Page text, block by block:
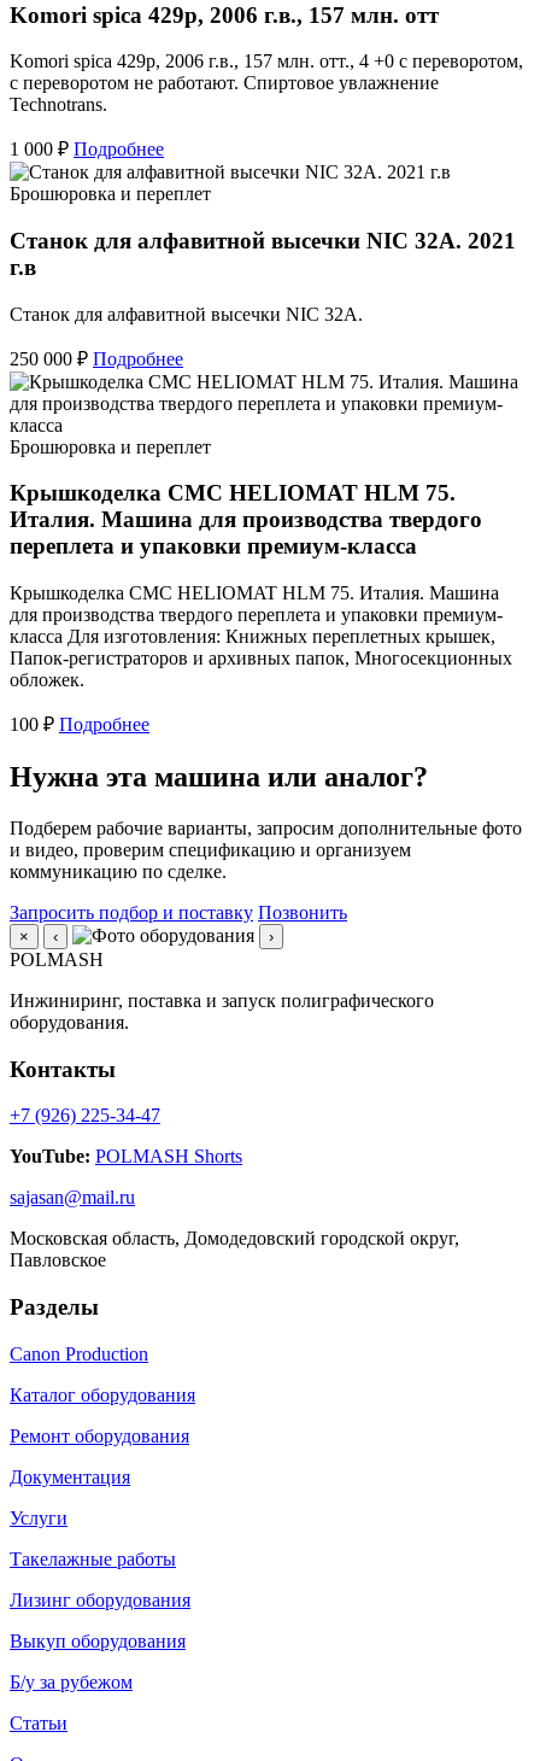
Komori spica 429p, 2006 г.в., 157 млн. отт
Komori spica 429p, 2006 г.в., 157 млн. отт., 4 +0 с переворотом,
с переворотом не работают. Спиртовое увлажнение
Technotrans.
1 000 ₽ Подробнее
Брошюровка и переплет
Станок для алфавитной высечки NIC 32A. 2021
г.в
Станок для алфавитной высечки NIC 32A.
250 000 ₽ Подробнее
Брошюровка и переплет
Крышкоделка CMC HELIOMAT HLM 75.
Италия. Машина для производства твердого
переплета и упаковки премиум-класса
Крышкоделка CMC HELIOMAT HLM 75. Италия. Машина
для производства твердого переплета и упаковки премиум-
класса Для изготовления: Книжных переплетных крышек,
Папок-регистраторов и архивных папок, Многосекционных
обложек.
100 ₽ Подробнее
Нужна эта машина или аналог?
Подберем рабочие варианты, запросим дополнительные фото
и видео, проверим спецификацию и организуем
коммуникацию по сделке.
Запросить подбор и поставку Позвонить
× ‹ ›
POLMASH
Инжиниринг, поставка и запуск полиграфического
оборудования.
Контакты
+7 (926) 225-34-47
YouTube: POLMASH Shorts
sajasan@mail.ru
Московская область, Домодедовский городской округ,
Павловское
Разделы
Canon Production
Каталог оборудования
Ремонт оборудования
Документация
Услуги
Такелажные работы
Лизинг оборудования
Выкуп оборудования
Б/у за рубежом
Статьи